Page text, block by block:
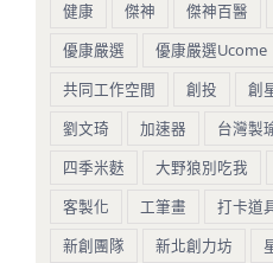
健康
傑神 傑神百醫
優康嚴選
優康嚴選Ucome
共同工作空間
創投 創
劉文琦
加速器 台灣製
四季米麩
大野狼別吃我
客製化
工筆畫 打卡道
新創團隊
新北創力坊